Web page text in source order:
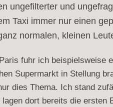
ungefilterter und
Taxi immer nur einen
normalen, kleinen
fuhr ich
Supermarkt in Stellung
dies Thema. Ich stand
dort bereits die